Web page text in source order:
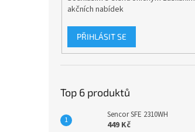
akčních nabídek
PŘIHLÁSIT SE
Top 6 produktů
Sencor SFE 2310WH
449 Kč